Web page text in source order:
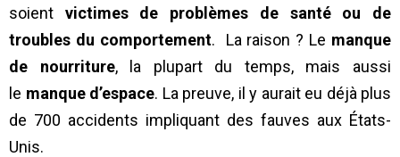
soient victimes de problèmes de santé ou de
troubles du comportement. La raison ? Le manque
de nourriture, la plupart du temps, mais aussi
le manque d’espace. La preuve, il y aurait eu déjà plus
de 700 accidents impliquant des fauves aux États-
Unis.